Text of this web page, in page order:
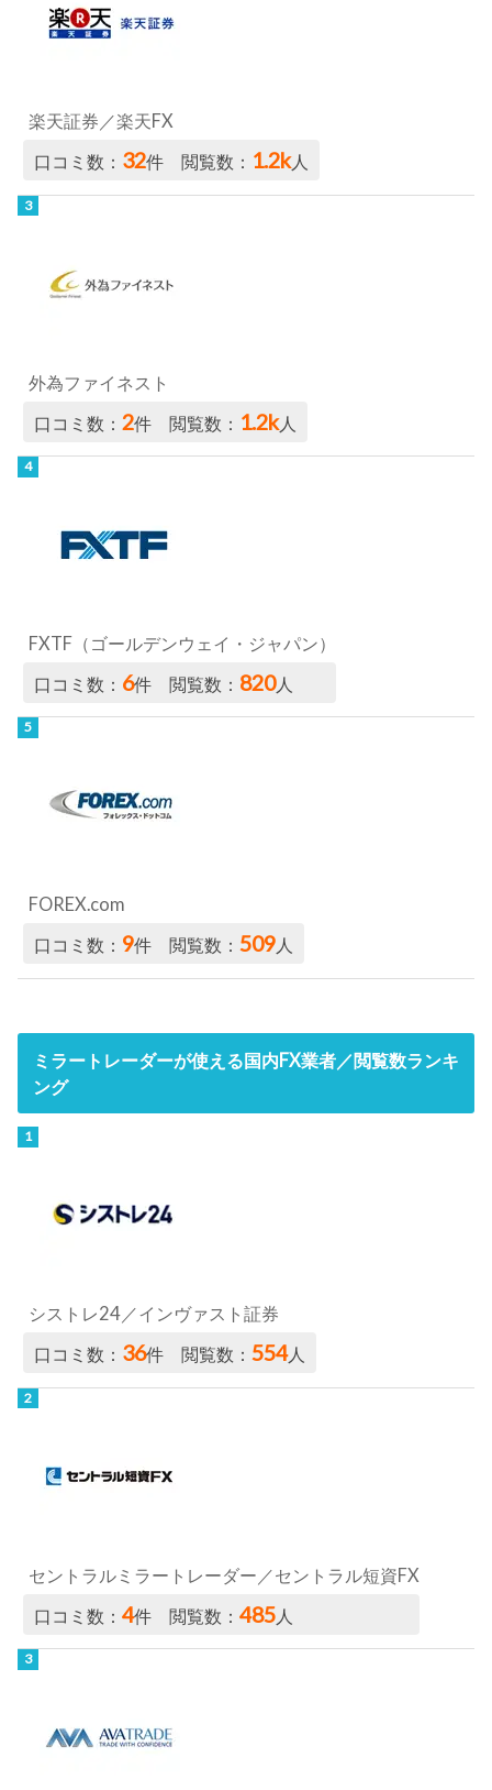
楽天証券／楽天FX
口コミ数： 32件 閲覧数： 1.2k人
外為ファイネスト
口コミ数：2件 閲覧数： 1.2k人
FXTF（ゴールデンウェイ・ジャパン）
口コミ数： 6件 閲覧数： 820人
FOREX.com
口コミ数： 9件 閲覧数：509人
ミラートレーダーが使える国内FX業者／閲覧数ランキ
ング
シストレ24／インヴァスト証券
口コミ数： 36件 閲覧数：554人
セントラルミラートレーダー／セントラル短資FX
口コミ数：4件 閲覧数：485 人